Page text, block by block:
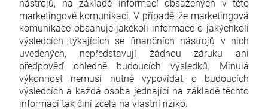
nástrojů, na základě informací obsažených v této
marketingové komunikaci. V případě, že marketingová
komunikace obsahuje jakékoli informace o jakýchkoli
výsledcích týkajících se finančních nástrojů v nich
uvedených, nepředstavují žádnou záruku ani
předpověď ohledně budoucích výsledků. Minulá
výkonnost nemusí nutně vypovídat o budoucích
výsledcích a každá osoba jednající na základě těchto
informací tak činí zcela na vlastní riziko.